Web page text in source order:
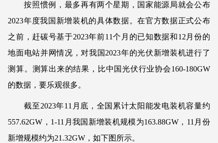
按照惯例，最多再有两个星期，国家能源局就会公布
2023年度我国新增装机的具体数据。在官方数据正式公布
之前，赶碳号基于2023年前11个月的已知数据和12月份的
地面电站并网情况，对我国2023年的光伏新增装机进行了
测算。测算出来的结果，比中国光伏行业协会160-180GW
的数据，要乐观很多。
截至2023年11月底，全国累计太阳能发电装机容量约
557.62GW，1-11月我国新增装机规模为163.88GW，11月份
新增规模约为21.32GW，如下图所示。